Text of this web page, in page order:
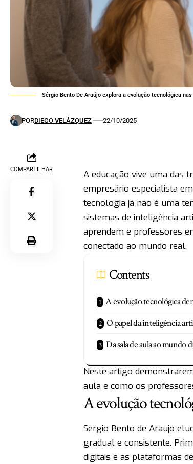
Sérgio Bento De Araújo explora a evolução tecnológica
PORDIEGO VELÁZQUEZ 22/10/2025
COMPARTILHAR
A educação vive uma das
empresário especialista
tecnologia já não é uma
sistemas de inteligência
aprendem e professores
conectado ao mundo real.
Contents
A evolução tecnológica
O papel da inteligência
Da sala de aula ao mundo
Neste artigo
aula e como os
A evolução
Sergio Bento de Araujo
gradual e consistente.
digitais e as plataformas